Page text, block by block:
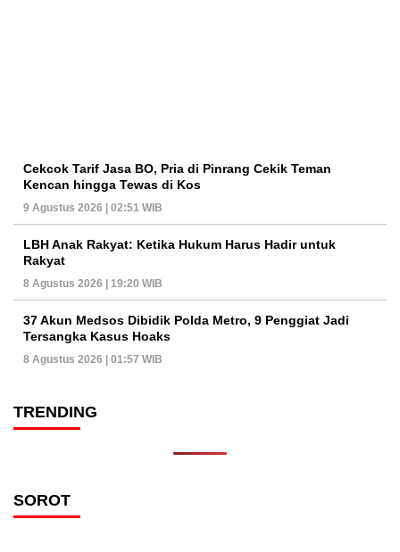
Cekcok Tarif Jasa BO, Pria di Pinrang Cekik Teman
Kencan hingga Tewas di Kos
9 Agustus 2026 | 02:51 WIB
LBH Anak Rakyat: Ketika Hukum Harus Hadir untuk
Rakyat
8 Agustus 2026 | 19:20 WIB
37 Akun Medsos Dibidik Polda Metro, 9 Penggiat Jadi
Tersangka Kasus Hoaks
8 Agustus 2026 | 01:57 WIB
TRENDING
SOROT